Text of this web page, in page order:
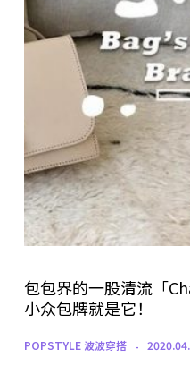
包包界的一股清流「
小众包牌就是它！
POPSTYLE 波波穿搭